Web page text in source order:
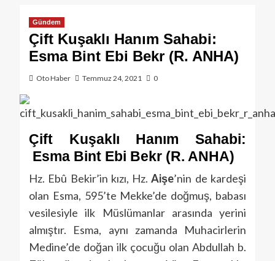
Gündem
Çift Kuşaklı Hanım Sahabi:
Esma Bint Ebi Bekr (R. ANHA)
Oto Haber Temmuz 24, 2021 0
Çift Kuşaklı Hanım Sahabi:
Esma Bint Ebi Bekr (R. ANHA)
Hz. Ebû Bekir’in kızı, Hz.Aişe’nin de kardeşi
olan Esma, 595’te Mekke’de doğmuş, babası
vesilesiyle ilk Müslümanlar arasında yerini
almıştır. Esma, aynı zamanda Muhacirlerin
Medine’de doğan ilk çocuğu olan Abdullah b.